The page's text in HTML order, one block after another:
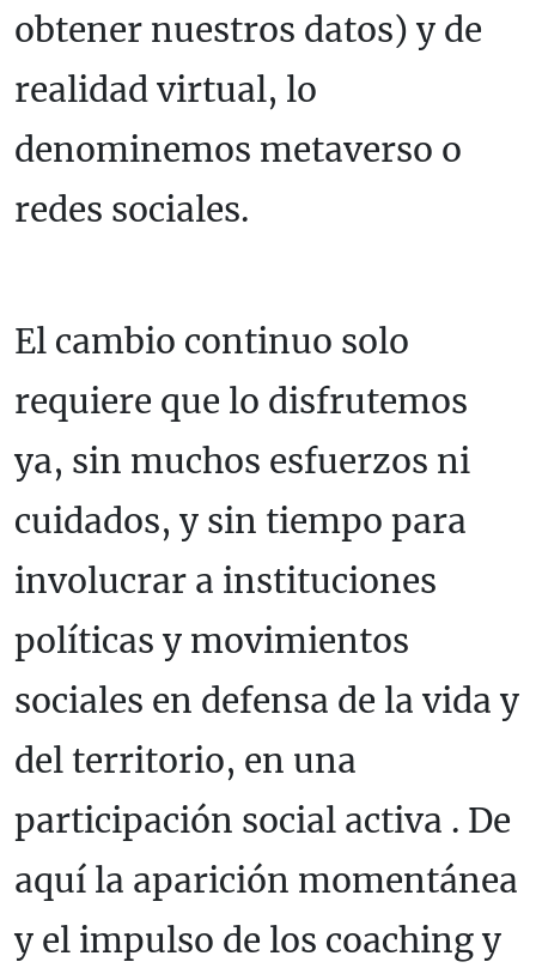
obtener nuestros datos) y de
realidad virtual, lo
denominemos metaverso o
redes sociales.
El cambio continuo solo
requiere que lo disfrutemos
ya, sin muchos esfuerzos ni
cuidados, y sin tiempo para
involucrar a instituciones
políticas y movimientos
sociales en defensa de la vida y
del territorio, en una
participación social activa . De
aquí la aparición momentánea
y el impulso de los coaching y